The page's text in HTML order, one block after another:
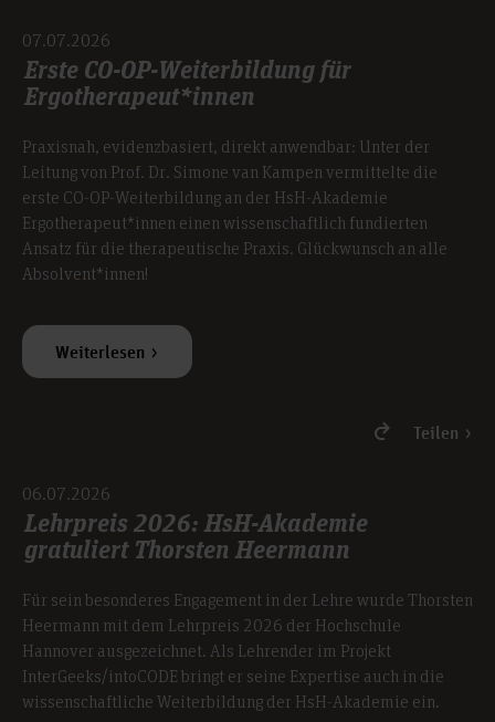
07.07.2026
Erste CO-OP-Weiterbildung für
Ergotherapeut*innen
Praxisnah, evidenzbasiert, direkt anwendbar: Unter der
Leitung von Prof. Dr. Simone van Kampen vermittelte die
erste CO-OP-Weiterbildung an der HsH-Akademie
Ergotherapeut*innen einen wissenschaftlich fundierten
Ansatz für die therapeutische Praxis. Glückwunsch an alle
Absolvent*innen!
Weiterlesen
Teilen
06.07.2026
Lehrpreis 2026: HsH-Akademie
gratuliert Thorsten Heermann
Für sein besonderes Engagement in der Lehre wurde Thorsten
Heermann mit dem Lehrpreis 2026 der Hochschule
Hannover ausgezeichnet. Als Lehrender im Projekt
InterGeeks/intoCODE bringt er seine Expertise auch in die
wissenschaftliche Weiterbildung der HsH-Akademie ein.